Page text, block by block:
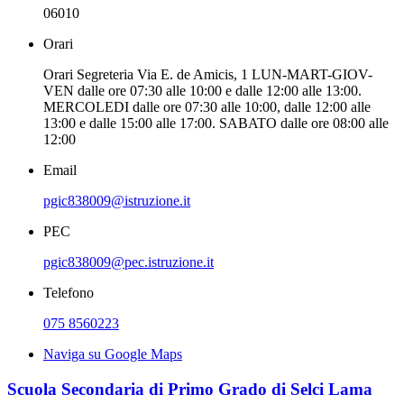
06010
Orari
Orari Segreteria Via E. de Amicis, 1 LUN-MART-GIOV-
VEN dalle ore 07:30 alle 10:00 e dalle 12:00 alle 13:00.
MERCOLEDI dalle ore 07:30 alle 10:00, dalle 12:00 alle
13:00 e dalle 15:00 alle 17:00. SABATO dalle ore 08:00 alle
12:00
Email
pgic838009@istruzione.it
PEC
pgic838009@pec.istruzione.it
Telefono
075 8560223
Naviga su Google Maps
Scuola Secondaria di Primo Grado di Selci Lama